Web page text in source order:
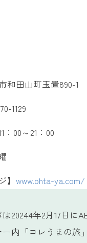
和田山町玉置890-1
1129
：00～21：00
】 www.ohta-ya.com/
20244年2月17日に
ー内「コレうまの旅